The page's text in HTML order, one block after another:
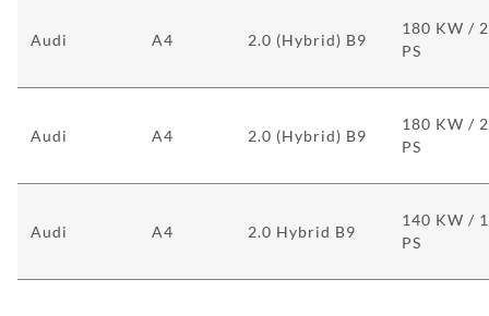
Audi A4 2.0 (Hybrid) B9
180 KW /
PS
Audi A4 2.0 (Hybrid) B9
180 KW /
PS
Audi A4 2.0 Hybrid B9
140 KW /
PS